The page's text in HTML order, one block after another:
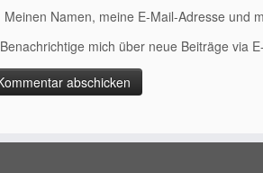
Meinen Namen, meine E-Mail-Adresse und
Benachrichtige mich über neue Beiträge via